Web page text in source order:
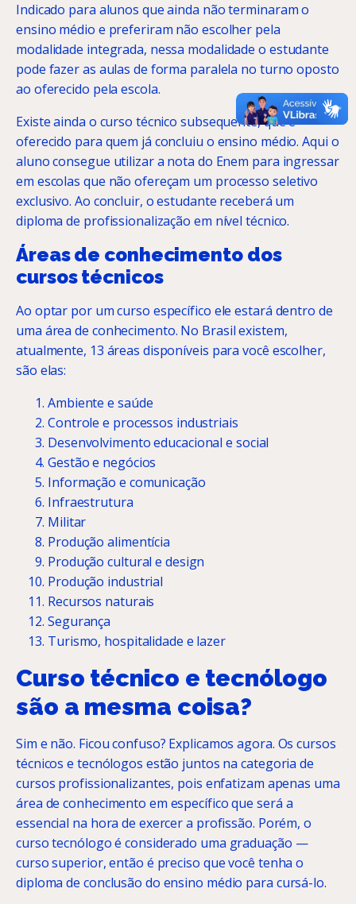
Indicado para alunos que ainda não terminaram o
ensino médio e preferiram não escolher pela
modalidade integrada, nessa modalidade o estudante
pode fazer as aulas de forma paralela no turno oposto
ao oferecido pela escola.
Existe ainda o curso técnico subsequente, que é
oferecido para quem já concluiu o ensino médio. Aqui o
aluno consegue utilizar a nota do Enem para ingressar
em escolas que não ofereçam um processo seletivo
exclusivo. Ao concluir, o estudante receberá um
diploma de profissionalização em nível técnico.
Áreas de conhecimento dos
cursos técnicos
Ao optar por um curso específico ele estará dentro de
uma área de conhecimento. No Brasil existem,
atualmente, 13 áreas disponíveis para você escolher,
são elas:
Ambiente e saúde
Controle e processos industriais
Desenvolvimento educacional e social
Gestão e negócios
Informação e comunicação
Infraestrutura
Militar
Produção alimentícia
Produção cultural e design
Produção industrial
Recursos naturais
Segurança
Turismo, hospitalidade e lazer
Curso técnico e tecnólogo
são a mesma coisa?
Sim e não. Ficou confuso? Explicamos agora. Os cursos
técnicos e tecnólogos estão juntos na categoria de
cursos profissionalizantes, pois enfatizam apenas uma
área de conhecimento em específico que será a
essencial na hora de exercer a profissão. Porém, o
curso tecnólogo é considerado uma graduação —
curso superior, então é preciso que você tenha o
diploma de conclusão do ensino médio para cursá-lo.